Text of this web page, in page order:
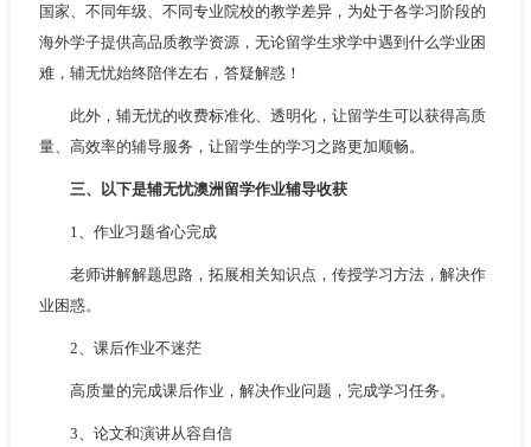
国家、不同年级、不同专业院校的教学差异，为处于各学习阶段的
海外学子提供高品质教学资源，无论留学生求学中遇到什么学业困
难，辅无忧始终陪伴左右，答疑解惑！
此外，辅无忧的收费标准化、透明化，让留学生可以获得高质
量、高效率的辅导服务，让留学生的学习之路更加顺畅。
三、以下是辅无忧澳洲留学作业辅导收获
1、作业习题省心完成
老师讲解解题思路，拓展相关知识点，传授学习方法，解决作
业困惑。
2、课后作业不迷茫
高质量的完成课后作业，解决作业问题，完成学习任务。
3、论文和演讲从容自信